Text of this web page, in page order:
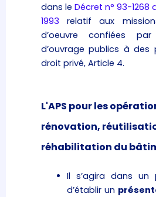
dans le Décret n° 93-1268
1993 relatif aux
d’oeuvre confiées
d’ouvrage publics à des
droit privé, Article 4.
L'APS pour les
rénovation,
réhabilitation du
Il s’agira dans un
d’établir un